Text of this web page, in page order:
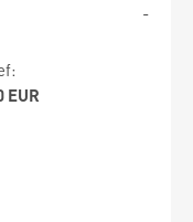
-
EUR